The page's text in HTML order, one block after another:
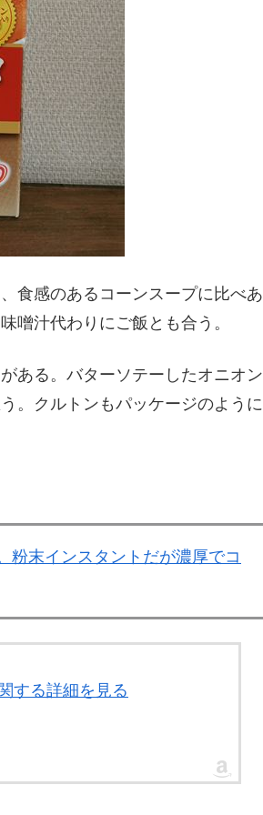
食感のあるコーンスープに比べあ
噌汁代わりにご飯とも合う。
ある。バターソテーしたオニオン
。クルトンもパッケージのように
粉末インスタントだが濃厚でコ
する詳細を見る